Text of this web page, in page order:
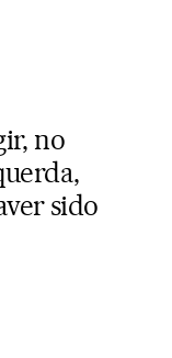
no
sido